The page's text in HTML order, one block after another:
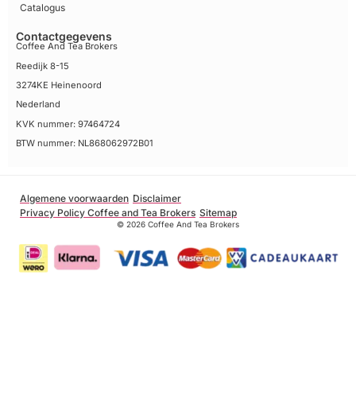
Catalogus
Contactgegevens
Coffee And Tea Brokers
Reedijk 8-15
3274KE Heinenoord
Nederland
KVK nummer: 97464724
BTW nummer: NL868062972B01
Algemene voorwaarden Disclaimer
Privacy Policy Coffee and Tea Brokers Sitemap
© 2026 Coffee And Tea Brokers